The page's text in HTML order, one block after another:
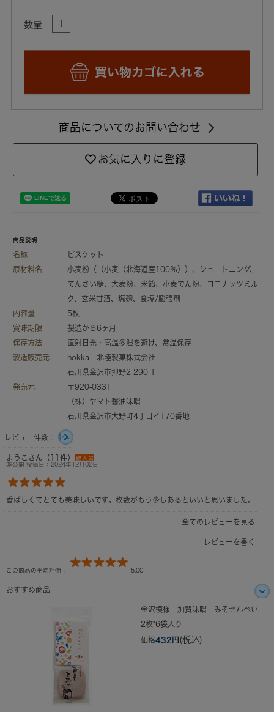
数量
商品についてのお問い合わせ
お気に入りに登録
商品説明
名称
ビスケット
原材料名
小麦粉（（小麦（北海道産100％））、ショートニング、
てんさい糖、大麦粉、米飴、小麦でん粉、ココナッツミル
ク、玄米甘酒、塩麹、食塩/膨張剤
内容量
5枚
賞味期限
製造から6ヶ月
保存方法
直射日光・高温多湿を避け、常温保存
製造販売元
hokka 北陸製菓株式会社
石川県金沢市押野2-290-1
発売元
〒920-0331
（株）ヤマト醤油味噌
石川県金沢市大野町4丁目イ170番地
レビュー件数： 1件
ようこさん（11件）
購入者
非公開 投稿日：2024年12月02日
香ばしくてとても美味しいです。枚数がもう少しあるといいと思いました。
全てのレビューを見る
レビューを書く
この商品の平均評価： 5.00
おすすめ商品
金沢模様 加賀味噌 みそせんべい
2枚*6袋入り
価格432円 (税込)